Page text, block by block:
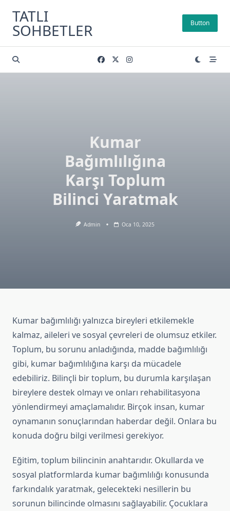
content
TATLI
SOHBETLER Button
Kumar
Bağımlılığına
Karşı Toplum
Bilinci Yaratmak
Admin Oca 10, 2025
Kumar bağımlılığı yalnızca bireyleri etkilemekle
kalmaz, aileleri ve sosyal çevreleri de olumsuz etkiler.
Toplum, bu sorunu anladığında, madde bağımlılığı
gibi, kumar bağımlılığına karşı da mücadele
edebiliriz. Bilinçli bir toplum, bu durumla karşılaşan
bireylere destek olmayı ve onları rehabilitasyona
yönlendirmeyi amaçlamalıdır. Birçok insan, kumar
oynamanın sonuçlarından haberdar değil. Onlara bu
konuda doğru bilgi verilmesi gerekiyor.
Eğitim, toplum bilincinin anahtarıdır. Okullarda ve
sosyal platformlarda kumar bağımlılığı konusunda
farkındalık yaratmak, gelecekteki nesillerin bu
sorunun bilincinde olmasını sağlayabilir. Çocuklara